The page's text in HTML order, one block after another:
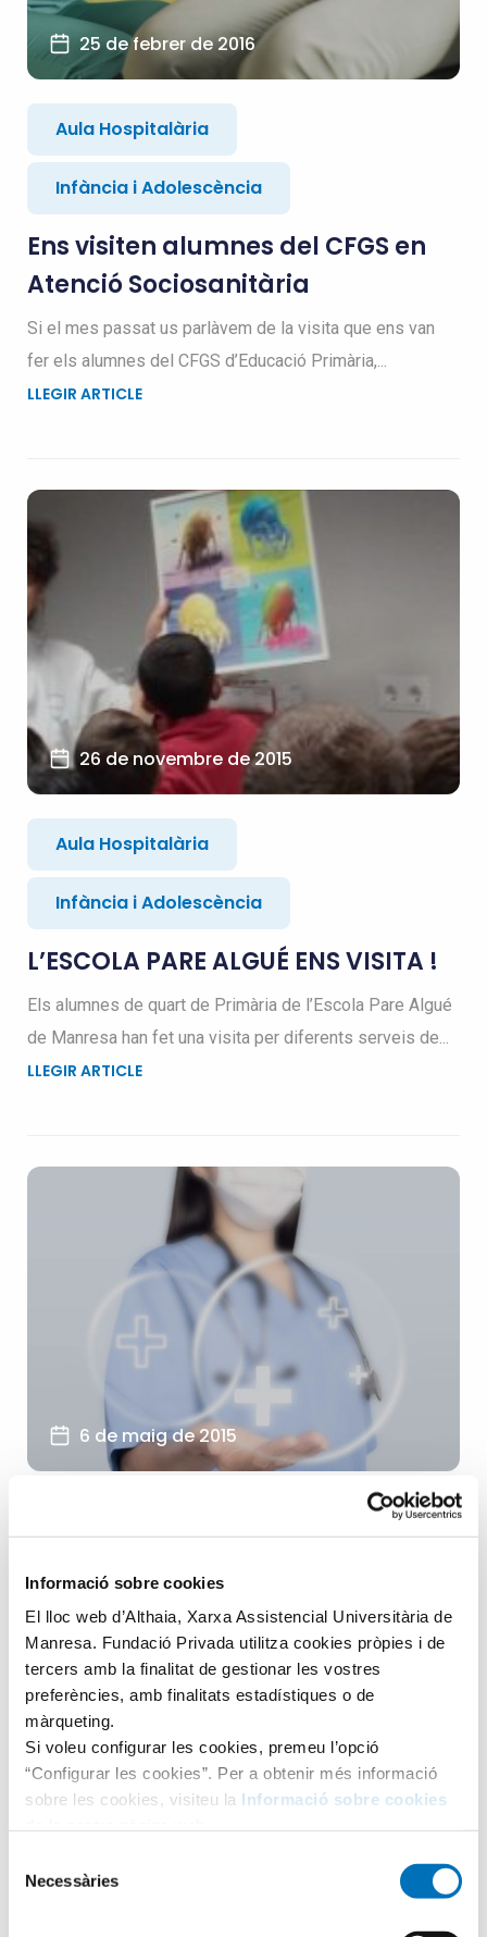
Informació sobre cookies
El lloc web d’Althaia, Xarxa Assistencial Universitària de
Manresa. Fundació Privada utilitza cookies pròpies i de
tercers amb la finalitat de gestionar les vostres
preferències, amb finalitats estadístiques o de
màrqueting.
Si voleu configurar les cookies, premeu l’opció
“Configurar les cookies”. Per a obtenir més informació
sobre les cookies, visiteu la Informació sobre cookies
Necessàries
25 de febrer de 2016
Aula Hospitalària
Infància i Adolescència
Ens visiten alumnes del CFGS en
Atenció Sociosanitària
Si el mes passat us parlàvem de la visita que ens van
fer els alumnes del CFGS d’Educació Primària,...
LLEGIR ARTICLE
26 de novembre de 2015
Aula Hospitalària
Infància i Adolescència
L’ESCOLA PARE ALGUÉ ENS VISITA !
Els alumnes de quart de Primària de l’Escola Pare Algué
de Manresa han fet una visita per diferents serveis de...
LLEGIR ARTICLE
6 de maig de 2015
Infància i Adolescència
Cinquena visita del taller de Salut
Dimecres passat vam tenir la visita del mes d’abril del
taller de Salut. En aquesta ocasió van assistir 36...
LLEGIR ARTICLE